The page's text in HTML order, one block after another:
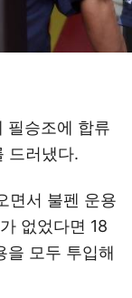
필승조에 합류
드러냈다.
면서 불펜 운용
없었다면 18
을 모두 투입해